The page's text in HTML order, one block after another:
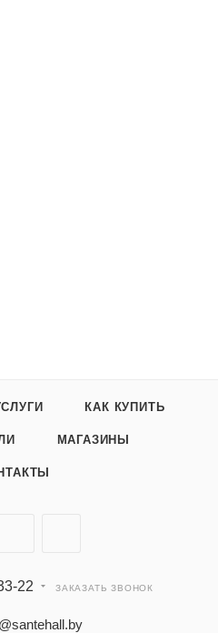
КАК КУПИТЬ
МАГАЗИНЫ
22 ЗАКАЗАТЬ ЗВОНОК